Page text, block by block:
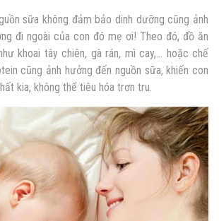
sữa không đảm bảo dinh dưỡng cũng ảnh
đi ngoài của con đó mẹ ơi! Theo đó, đồ ăn
khoai tây chiên, gà rán, mì cay,… hoặc chế
cũng ảnh hưởng đến nguồn sữa, khiến con
kia, không thể tiêu hóa trơn tru.